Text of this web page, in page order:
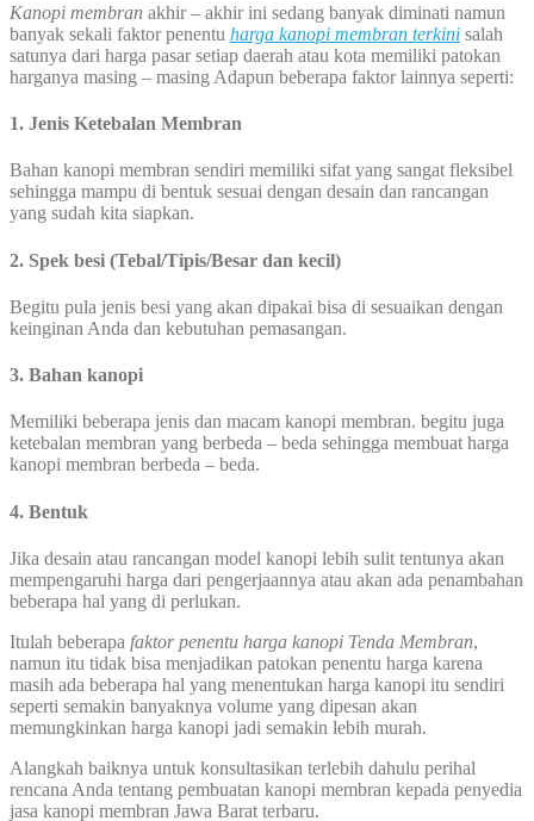
Kanopi membran akhir – akhir ini sedang banyak diminati namun
banyak sekali faktor penentu harga kanopi membran terkini salah
satunya dari harga pasar setiap daerah atau kota memiliki patokan
harganya masing – masing Adapun beberapa faktor lainnya seperti:
1. Jenis Ketebalan Membran
Bahan kanopi membran sendiri memiliki sifat yang sangat fleksibel
sehingga mampu di bentuk sesuai dengan desain dan rancangan
yang sudah kita siapkan.
2. Spek besi (Tebal/Tipis/Besar dan kecil)
Begitu pula jenis besi yang akan dipakai bisa di sesuaikan dengan
keinginan Anda dan kebutuhan pemasangan.
3. Bahan kanopi
Memiliki beberapa jenis dan macam kanopi membran. begitu juga
ketebalan membran yang berbeda – beda sehingga membuat harga
kanopi membran berbeda – beda.
4. Bentuk
Jika desain atau rancangan model kanopi lebih sulit tentunya akan
mempengaruhi harga dari pengerjaannya atau akan ada penambahan
beberapa hal yang di perlukan.
Itulah beberapa faktor penentu harga kanopi Tenda Membran,
namun itu tidak bisa menjadikan patokan penentu harga karena
masih ada beberapa hal yang menentukan harga kanopi itu sendiri
seperti semakin banyaknya volume yang dipesan akan
memungkinkan harga kanopi jadi semakin lebih murah.
Alangkah baiknya untuk konsultasikan terlebih dahulu perihal
rencana Anda tentang pembuatan kanopi membran kepada penyedia
jasa kanopi membran Jawa Barat terbaru.